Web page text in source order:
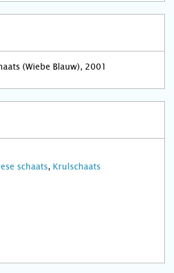
(Wiebe Blauw), 2001
schaats, Krulschaats